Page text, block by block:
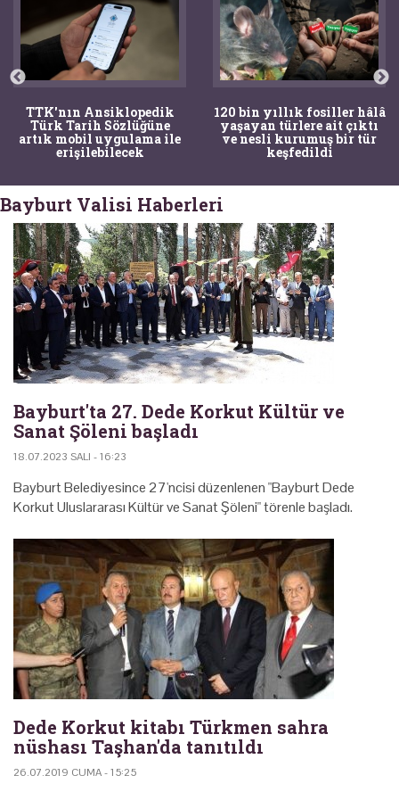
TTK'nın Ansiklopedik
Türk Tarih Sözlüğüne
artık mobil uygulama ile
erişilebilecek
120 bin yıllık fosiller hâlâ
yaşayan türlere ait çıktı
ve nesli kurumuş bir tür
keşfedildi
Bayburt Valisi Haberleri
Bayburt'ta 27. Dede Korkut Kültür ve
Sanat Şöleni başladı
18.07.2023 SALI - 16:23
Bayburt Belediyesince 27'ncisi düzenlenen "Bayburt Dede
Korkut Uluslararası Kültür ve Sanat Şöleni" törenle başladı.
Dede Korkut kitabı Türkmen sahra
nüshası Taşhan'da tanıtıldı
26.07.2019 CUMA - 15:25